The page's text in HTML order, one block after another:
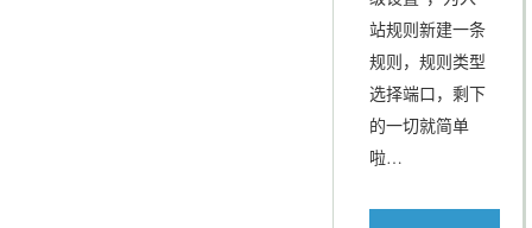
站规则新建一条
规则，规则类型
选择端口，剩下
的一切就简单
啦…